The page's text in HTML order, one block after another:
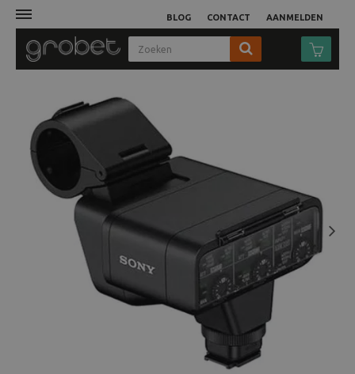
AANMELDEN
BLOG CONTACT
Fotocamera
Objectieven
Next